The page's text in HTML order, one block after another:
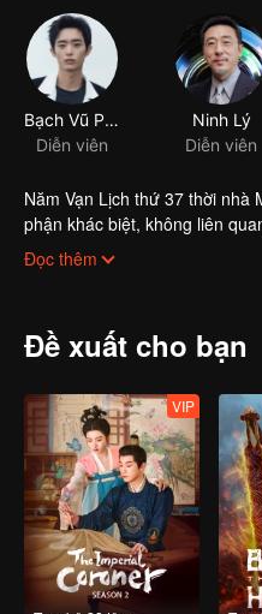
Bạch Vũ Phàm
Diễn viên
Ninh Lý
Diễn viên
Năm Vạn Lịch thứ 37 thời nhà
phận khác biệt, không liên
đệ của nạn nhân đầu tiên,
tầng lớp người lần lượt xuất
Đọc thêm
Đề xuất cho bạn
VIP